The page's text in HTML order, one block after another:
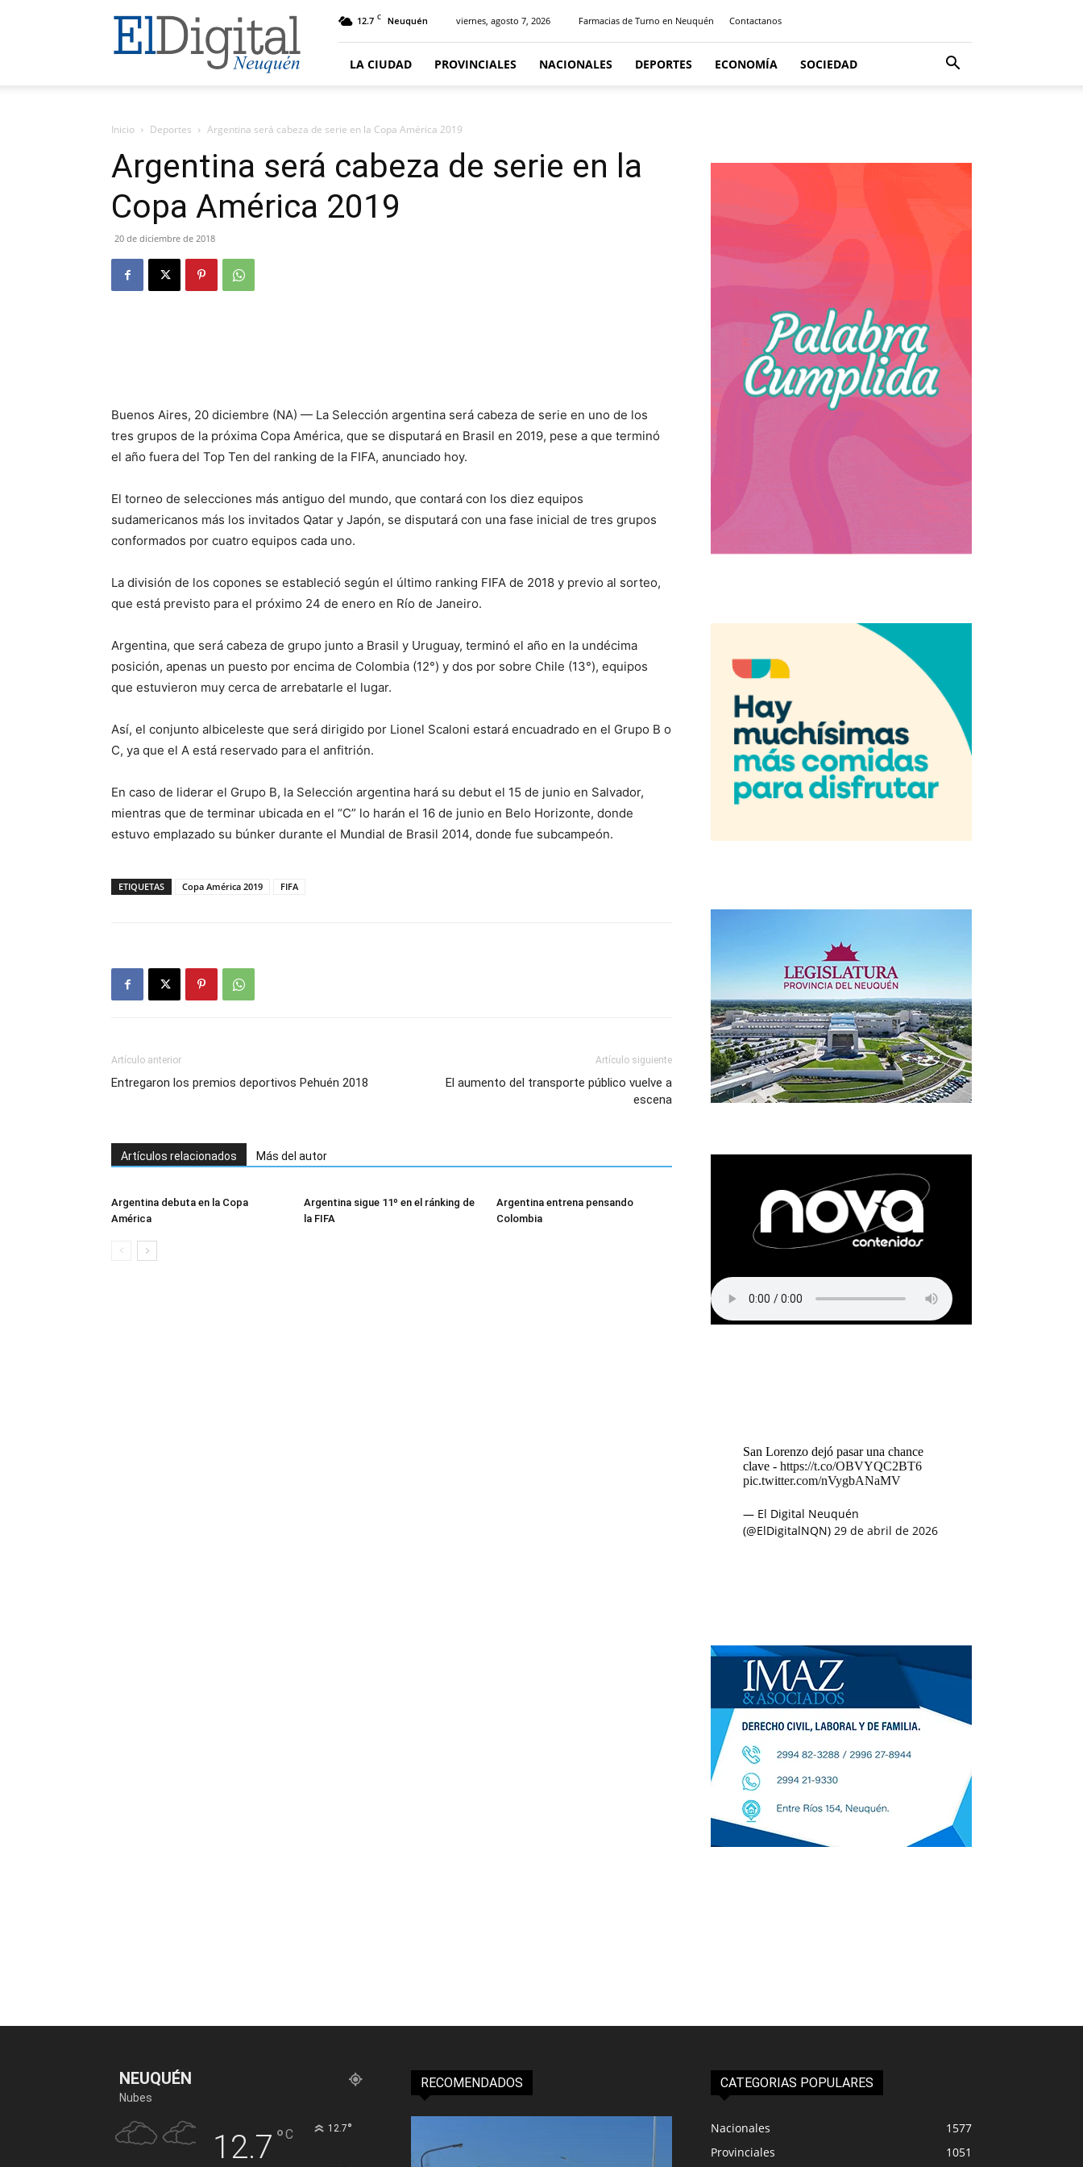
El
Digital
Neuquen
12.7 C Neuquén viernes, agosto 7, 2026 Farmacias de Turno en Neuquén Contactanos
LA CIUDAD PROVINCIALES NACIONALES DEPORTES ECONOMÍA SOCIEDAD
Inicio Deportes Argentina será cabeza de serie en la Copa América 2019
Argentina será cabeza de serie en la
Copa América 2019
20 de diciembre de 2018
Buenos Aires, 20 diciembre (NA) — La Selección argentina será cabeza de serie en uno de los
tres grupos de la próxima Copa América, que se disputará en Brasil en 2019, pese a que terminó
el año fuera del Top Ten del ranking de la FIFA, anunciado hoy.
El torneo de selecciones más antiguo del mundo, que contará con los diez equipos
sudamericanos más los invitados Qatar y Japón, se disputará con una fase inicial de tres grupos
conformados por cuatro equipos cada uno.
La división de los copones se estableció según el último ranking FIFA de 2018 y previo al sorteo,
que está previsto para el próximo 24 de enero en Río de Janeiro.
Argentina, que será cabeza de grupo junto a Brasil y Uruguay, terminó el año en la undécima
posición, apenas un puesto por encima de Colombia (12°) y dos por sobre Chile (13°), equipos
que estuvieron muy cerca de arrebatarle el lugar.
Así, el conjunto albiceleste que será dirigido por Lionel Scaloni estará encuadrado en el Grupo B o
C, ya que el A está reservado para el anfitrión.
En caso de liderar el Grupo B, la Selección argentina hará su debut el 15 de junio en Salvador,
mientras que de terminar ubicada en el “C” lo harán el 16 de junio en Belo Horizonte, donde
estuvo emplazado su búnker durante el Mundial de Brasil 2014, donde fue subcampeón.
ETIQUETAS Copa América 2019 FIFA
Artículo anterior
Entregaron los premios deportivos Pehuén 2018
Artículo siguiente
El aumento del transporte público vuelve a
escena
Artículos relacionados Más del autor
Argentina debuta en la Copa
América
Argentina sigue 11º en el ránking de
la FIFA
Argentina entrena pensando
Colombia
San Lorenzo dejó pasar una chance
clave - https://t.co/OBVYQC2BT6
pic.twitter.com/nVygbANaMV
— El Digital Neuquén
(@ElDigitalNQN) 29 de abril de 2026
NEUQUÉN
Nubes
12.7 °C 12.7°
RECOMENDADOS CATEGORIAS POPULARES
Nacionales
1577
Provinciales
1051